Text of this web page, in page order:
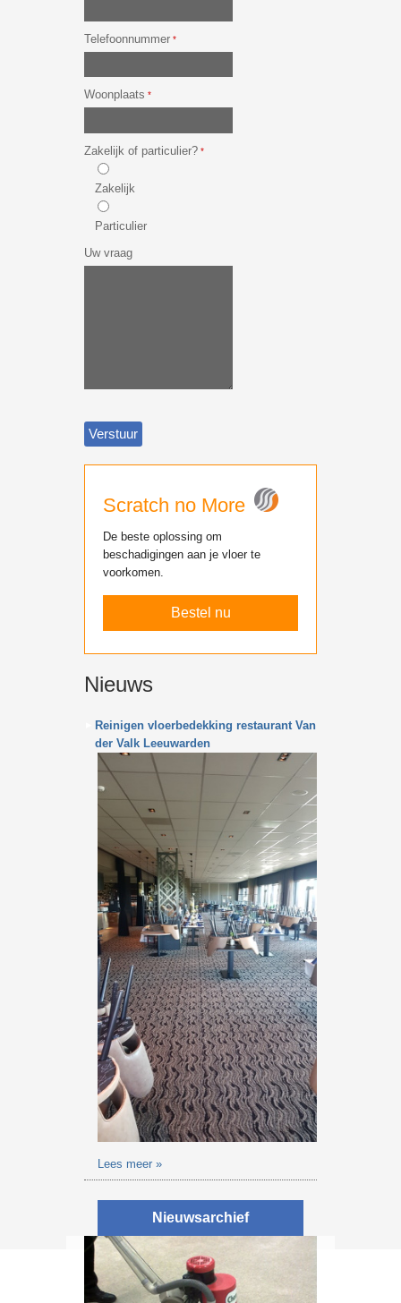
Telefoonnummer *
Woonplaats *
Zakelijk of particulier? *
Zakelijk
Particulier
Uw vraag
Scratch no More
De beste oplossing om
beschadigingen aan je vloer te
voorkomen.
Bestel nu
Nieuws
Reinigen vloerbedekking restaurant Van
der Valk Leeuwarden
Lees meer »
Nieuwsarchief